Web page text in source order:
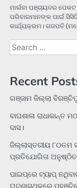
ମାର୍ଲବା ପଞ୍ଚାୟତର
ପରିବାରମାନଙ୍କ ପାଇଁ
କାର୍ଯ୍ୟକ୍ରମ। ଗଜପତି
Search
for:
Recent
ଗଞ୍ଜାମ ଜିଲ୍ଲା
ବାଘଶାଳା
ଦାସ।
ଜିଲ୍ଲାସ୍ତରୀୟ ୮୦ତମ
ପ୍ରତିଯୋଗିତା
ପାଇପ୍‌ରେ ଟ୍ୟାପ୍‌
ଘଟଣାସ୍ଥଳରେ